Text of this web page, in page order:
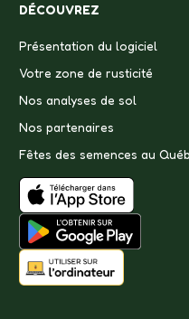
DÉCOUVREZ
Présentation du logiciel
Votre zone de rusticité
Nos analyses de sol
Nos partenaires
Fêtes des semences au